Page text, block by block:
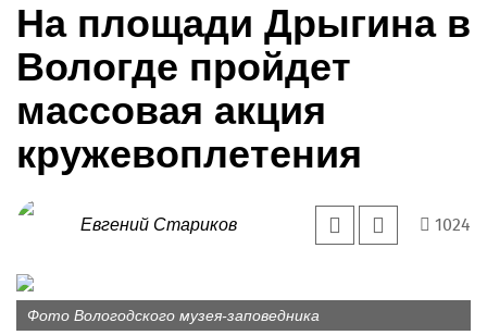
На площади Дрыгина в
Вологде пройдет
массовая акция
кружевоплетения
Евгений Стариков 1024
Фото Вологодского музея-заповедника